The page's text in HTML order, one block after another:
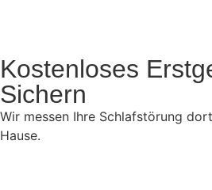
Kostenloses
Sichern
Wir messen Ihre Schlafstörung
Hause.